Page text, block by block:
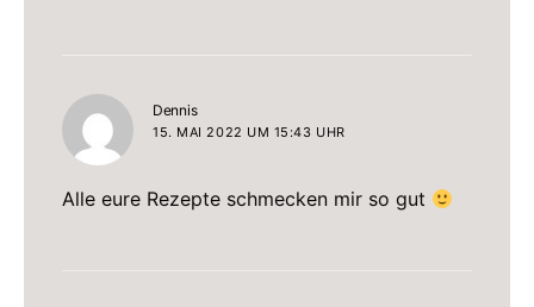
Dennissagt:
15. MAI 2022 UM 15:43 UHR
Alle eure Rezepte schmecken mir so gut